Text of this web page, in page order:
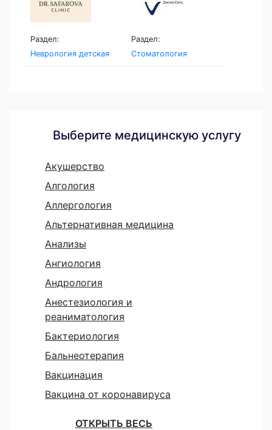
Раздел:
Неврология детская
Раздел:
Стоматология
Выберите медицинскую услугу
Акушерство
Алгология
Аллергология
Альтернативная медицина
Анализы
Ангиология
Андрология
Анестезиология и
реаниматология
Бактериология
Бальнеотерапия
Вакцинация
Вакцина от коронавируса
ОТКРЫТЬ ВЕСЬ